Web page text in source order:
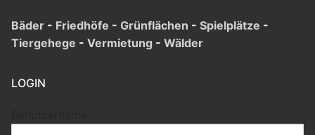
Bäder - Friedhöfe - Grünflächen - Spielplätze -
Tiergehege - Vermietung - Wälder
LOGIN